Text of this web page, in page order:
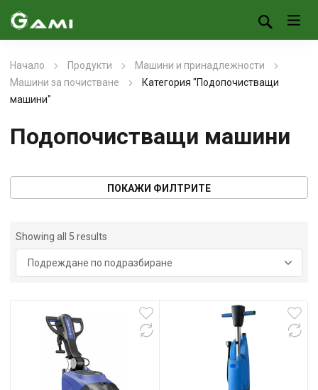
Начало Продукти
Машини и принадлежности
Машини за почистване
Категория "Подопочистващи
машини"
Подопочистващи машини
ПОКАЖИ ФИЛТРИТЕ
Showing all 5 results